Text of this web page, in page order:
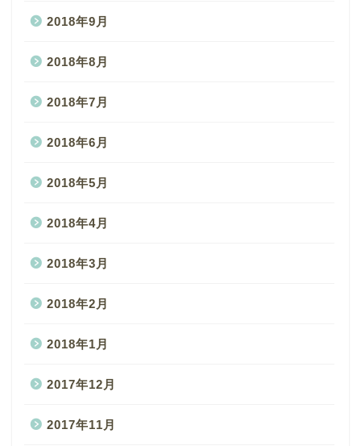
2018年9月
2018年8月
2018年7月
2018年6月
2018年5月
2018年4月
2018年3月
2018年2月
2018年1月
2017年12月
2017年11月